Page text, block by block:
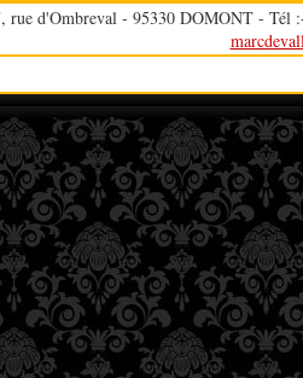
rue d'Ombreval - 95330 DOMONT -